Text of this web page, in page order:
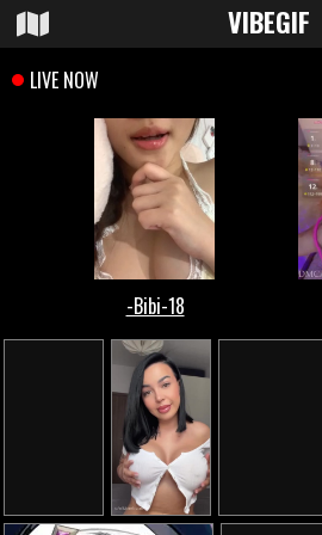
VIBEGIF